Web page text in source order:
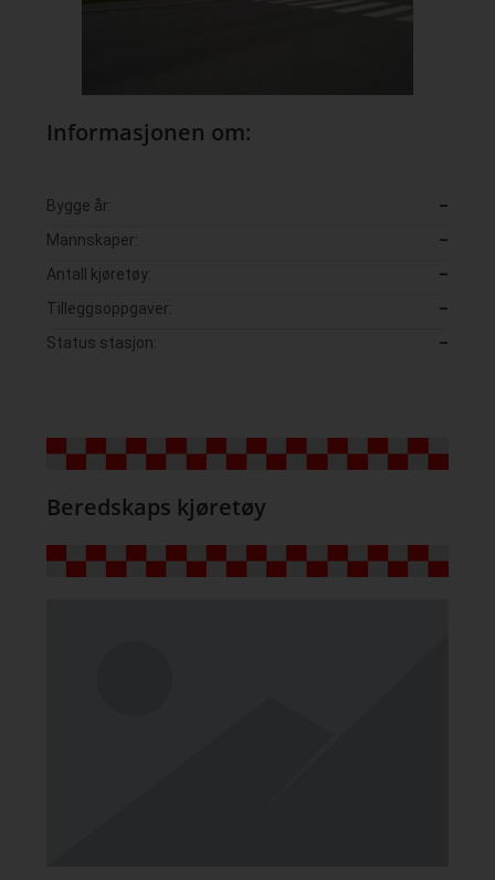
Informasjonen om:
Bygge år:
–
Mannskaper:
–
Antall kjøretøy:
–
Tilleggsoppgaver:
–
Status stasjon:
–
Beredskaps kjøretøy